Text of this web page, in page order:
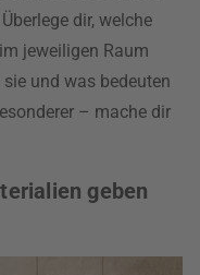
dir, welche
jeweiligen Raum
und was bedeuten
– mache dir
geben